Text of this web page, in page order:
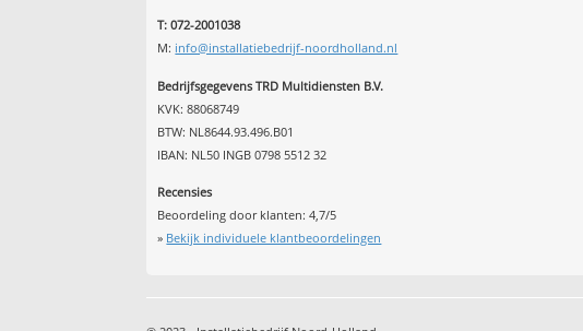
T: 072-2001038
M: info@installatiebedrijf-noordholland.nl
Bedrijfsgegevens TRD Multidiensten B.V.
KVK: 88068749
BTW: NL8644.93.496.B01
IBAN: NL50 INGB 0798 5512 32
Recensies
Beoordeling door klanten:4,7/5
» Bekijk individuele klantbeoordelingen